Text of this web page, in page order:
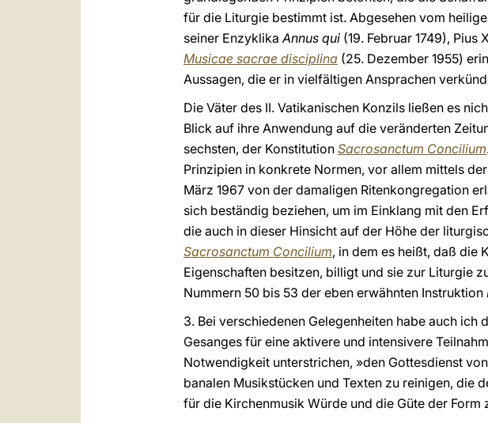
für die Liturgie bestimmt ist. Abgesehen vom
seiner EnzyklikaAnnus qui (19. Februar 1749), Pius
Musicae sacrae disciplina (25. Dezember 1955)
Aussagen, die er in vielfältigen Ansprachen
Die Väter des II. Vatikanischen Konzils ließen es
Blick auf ihre Anwendung auf die veränderten
sechsten, der Konstitution Sacrosanctum Concilium
Prinzipien in konkrete Normen, vor allem mittels
März 1967 von der damaligen Ritenkongregation
sich beständig beziehen, um im Einklang mit den
die auch in dieser Hinsicht auf der Höhe der
Sacrosanctum Concilium, in dem es heißt, daß die
Eigenschaften besitzen, billigt und sie zur Liturgie
Nummern 50 bis 53 der eben erwähnten Instruktion
3. Bei verschiedenen Gelegenheiten habe auch
Gesanges für eine aktivere und intensivere
Notwendigkeit unterstrichen, »den Gottesdienst
banalen Musikstücken und Texten zu reinigen, die
für die Kirchenmusik Würde und die Güte der Form